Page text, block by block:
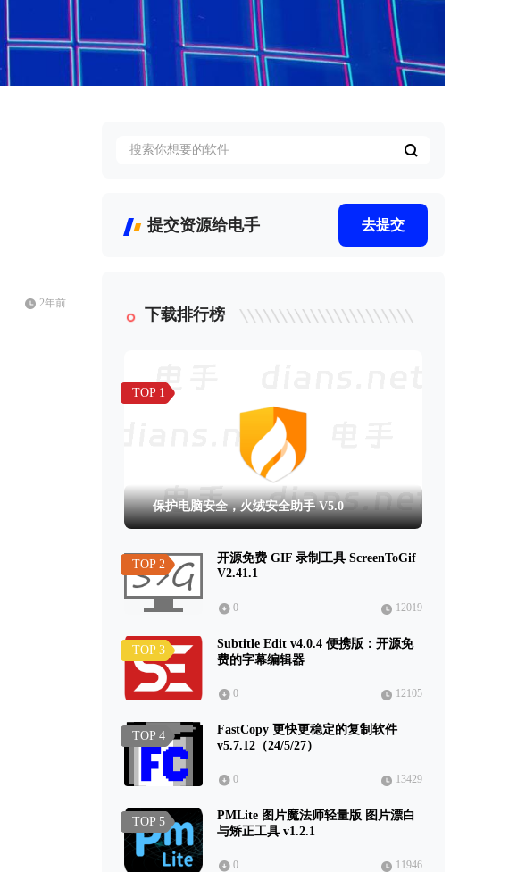
像下载
2年前
提交资源给电手 去提交
下载排行榜
TOP 1
保护电脑安全，火绒安全助手 V5.0
TOP 2
开源免费 GIF 录制工具 ScreenToGif
V2.41.1
0 12019
TOP 3
Subtitle Edit v4.0.4 便携版：开源免
费的字幕编辑器
0 12105
TOP 4
FastCopy 更快更稳定的复制软件
v5.7.12（24/5/27）
0 13429
TOP 5
PMLite 图片魔法师轻量版 图片漂白
与矫正工具 v1.2.1
0 11946